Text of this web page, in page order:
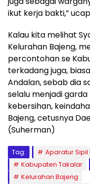
ikut kerja bakti,”
Kalau kita melihat
Kelurahan Bajeng,
percontohan se
terkadang juga,
Andalan, sebab dia
selalu menjadi
kebersihan,
Bajeng, cetusnya
(Suherman)
Tag:
Aparatur Sipil
Kabupaten Takalar
Kelurahan Bajeng